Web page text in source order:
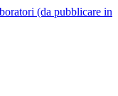
(da pubblicare in